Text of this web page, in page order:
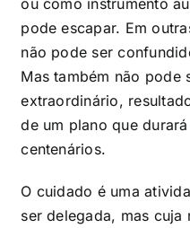
ou como instrumento
pode escapar. Em
não pode ser
Mas também não pode
extraordinário,
de um plano que
centenários.
O cuidado é uma
ser delegada, mas